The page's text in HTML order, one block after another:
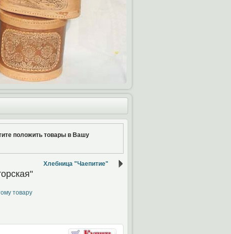
положить товары в Вашу
Хлебница "Чаепитие"
товару